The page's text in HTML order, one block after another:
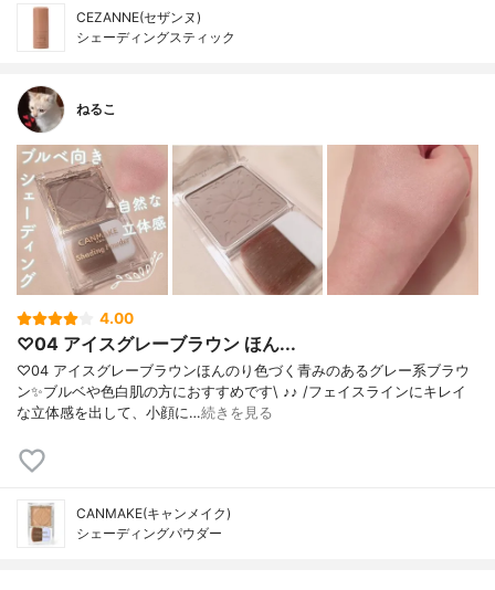
CEZANNE(セザンヌ)
シェーディングスティック
ねるこ
4.00
♡04 アイスグレーブラウン ほん...
♡04 アイスグレーブラウンほんのり色づく青みのあるグレー系ブラウ
ン✨ブルベや色白肌の方におすすめです\ ♪♪ /フェイスラインにキレイ
な立体感を出して、小顔に…続きを見る
CANMAKE(キャンメイク)
シェーディングパウダー